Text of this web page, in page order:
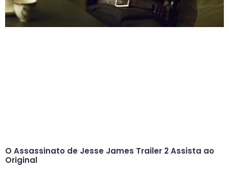
O Assassinato de Jesse James Trailer 2 Assista ao
Original